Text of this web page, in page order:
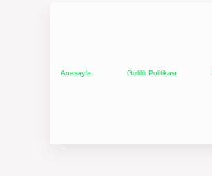
Anasayfa Gizlilik Politikası